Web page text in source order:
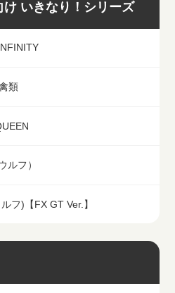
いきなり！シリーズ
類
ルフ）
フ)【FX GT Ver.】